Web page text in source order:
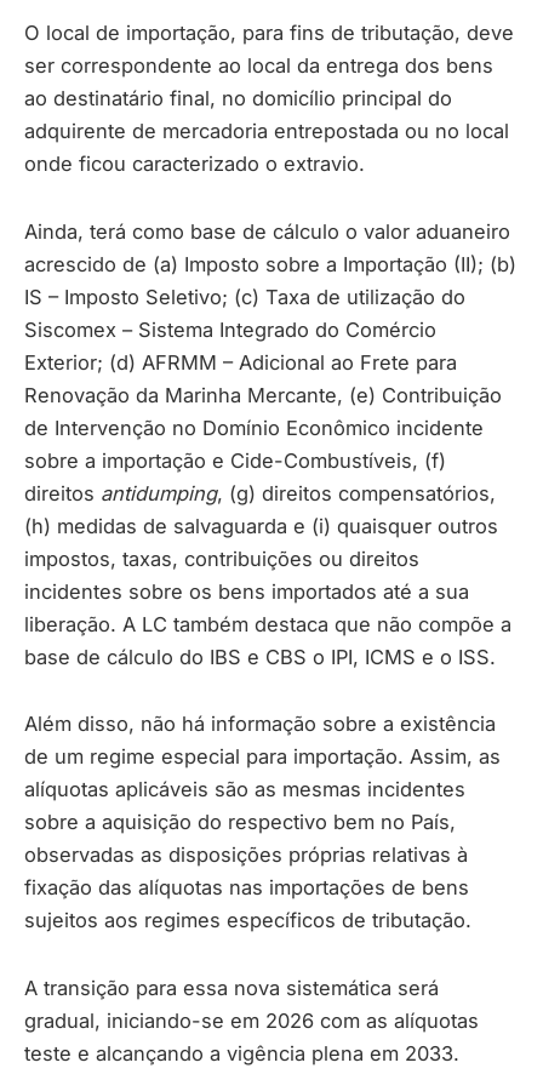
O local de importação, para fins de tributação, deve
ser correspondente ao local da entrega dos bens
ao destinatário final, no domicílio principal do
adquirente de mercadoria entrepostada ou no local
onde ficou caracterizado o extravio.
Ainda, terá como base de cálculo o valor aduaneiro
acrescido de (a) Imposto sobre a Importação (II); (b)
IS – Imposto Seletivo; (c) Taxa de utilização do
Siscomex – Sistema Integrado do Comércio
Exterior; (d) AFRMM – Adicional ao Frete para
Renovação da Marinha Mercante, (e) Contribuição
de Intervenção no Domínio Econômico incidente
sobre a importação e Cide-Combustíveis, (f)
direitos antidumping, (g) direitos compensatórios,
(h) medidas de salvaguarda e (i) quaisquer outros
impostos, taxas, contribuições ou direitos
incidentes sobre os bens importados até a sua
liberação. A LC também destaca que não compõe a
base de cálculo do IBS e CBS o IPI, ICMS e o ISS.
Além disso, não há informação sobre a existência
de um regime especial para importação. Assim, as
alíquotas aplicáveis são as mesmas incidentes
sobre a aquisição do respectivo bem no País,
observadas as disposições próprias relativas à
fixação das alíquotas nas importações de bens
sujeitos aos regimes específicos de tributação.
A transição para essa nova sistemática será
gradual, iniciando-se em 2026 com as alíquotas
teste e alcançando a vigência plena em 2033.